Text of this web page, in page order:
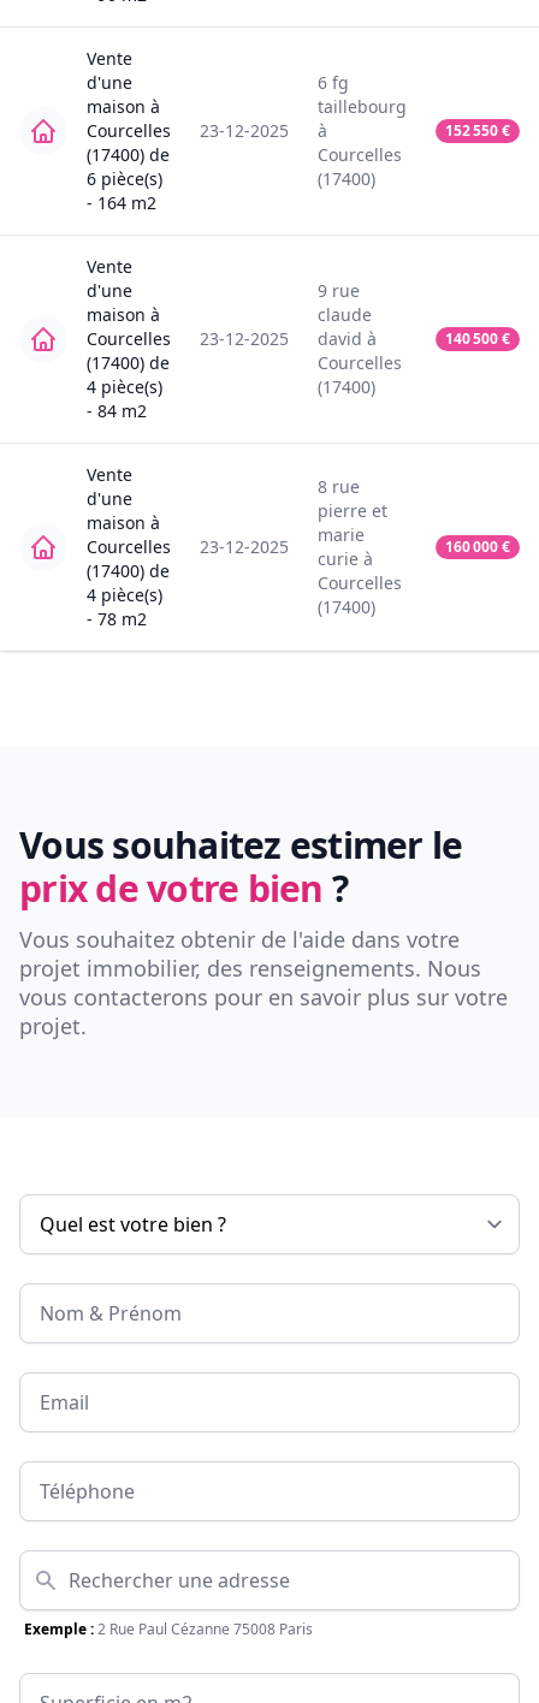
Vente
d'une
maison à
Courcelles
(17400) de
6 pièce(s)
- 164 m2
23-12-2025
6 fg
taillebourg
à
Courcelles
(17400)
152 550€
Vente
d'une
maison à
Courcelles
(17400) de
4 pièce(s)
- 84 m2
23-12-2025
9 rue
claude
david à
Courcelles
(17400)
140 500€
Vente
d'une
maison à
Courcelles
(17400) de
4 pièce(s)
- 78 m2
23-12-2025
8 rue
pierre et
marie
curie à
Courcelles
(17400)
160 000€
Vous souhaitez estimer le
prix de votre bien ?
Vous souhaitez obtenir de l'aide dans votre
projet immobilier, des renseignements. Nous
vous contacterons pour en savoir plus sur votre
projet.
Nom & Prénom
Email
Téléphone
Adresse
Exemple :2 Rue Paul Cézanne 75008 Paris
Surface